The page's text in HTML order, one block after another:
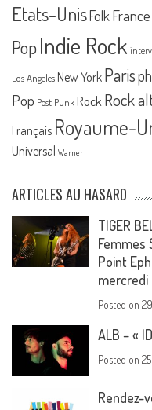
Etats-UnisFolk France
PopIndie Rock
Los Angeles New York Paris
Pop Post Punk Rock Rock
Français Royaume-
Universal Warner
ARTICLES AU HASARD
TIGER
Femmes
Point
mercredi
Posted on
ALB – «
Posted on
Rendez-